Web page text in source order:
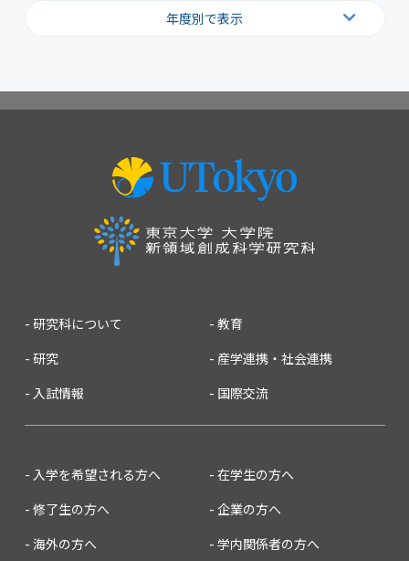
年度別で表示
研究科について
教育
研究
産学連携・社会連携
入試情報
国際交流
入学を希望される方へ
在学生の方へ
修了生の方へ
企業の方へ
海外の方へ
学内関係者の方へ